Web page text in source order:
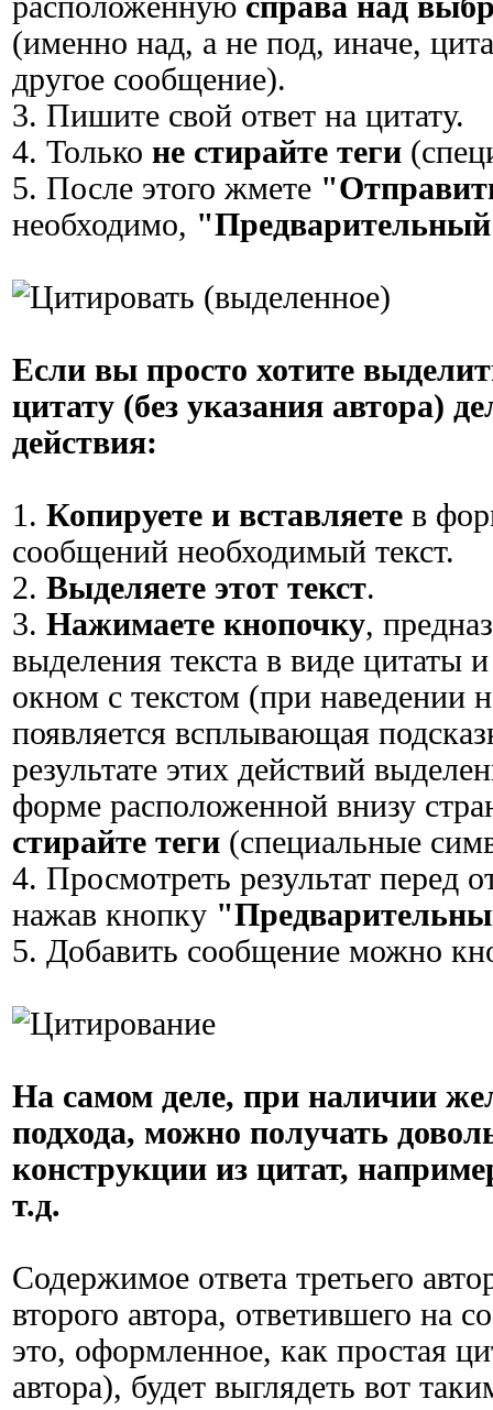
(именно над, а не под, иначе,
другое сообщение).
3. Пишите свой ответ на цитату.
4. Только не стирайте теги
5. После этого жмете
необходимо,
Если вы просто хотите
цитату (без указания автора)
действия:
1. Копируете и вставляете в
сообщений необходимый текст.
2. Выделяете этот текст.
3. Нажимаете кнопочку,
выделения текста в виде цитаты
окном с текстом (при наведении
появляется всплывающая
результате этих действий
форме расположенной внизу
стирайте теги (специальные
4. Просмотреть результат перед
нажав кнопку
5. Добавить сообщение можно
На самом деле, при наличии
подхода, можно получать
конструкции из цитат,
т.д.
Содержимое ответа третьего
второго автора, ответившего на
это, оформленное, как простая
автора), будет выглядеть вот